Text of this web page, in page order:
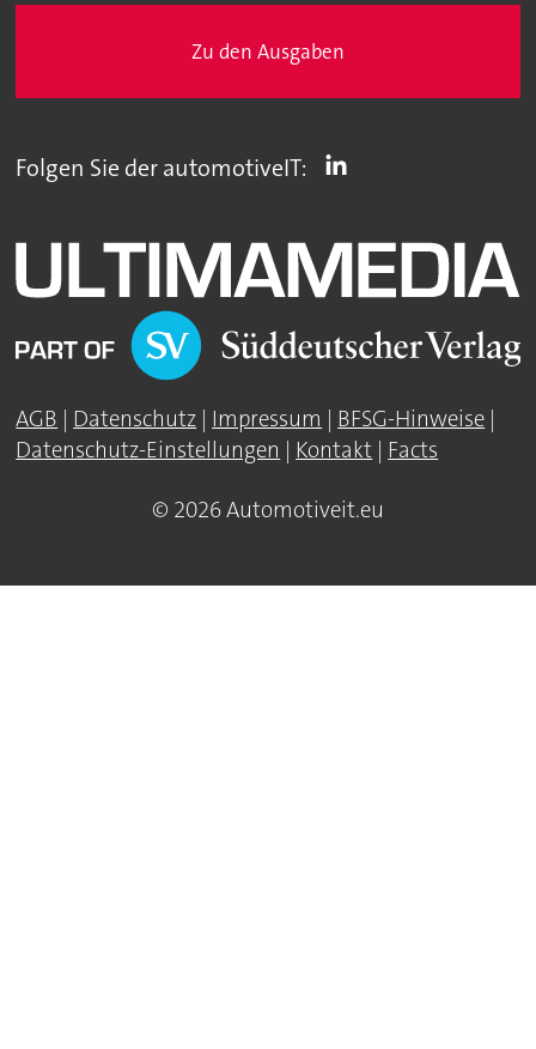
Zu den Ausgaben
Folgen Sie der automotiveIT:
AGB | Datenschutz | Impressum | BFSG-Hinweise |
Datenschutz-Einstellungen | Kontakt | Facts
© 2026 Automotiveit.eu